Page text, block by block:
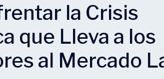
la Crisis
que Lleva a los
al Mercado